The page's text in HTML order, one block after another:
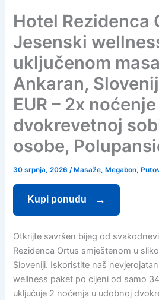
Hotel Rezidenca
Jesenski
uključenom
Ankaran,
EUR – 2x
dvokrevetnoj
osobe,
30 srpnja, 2026/ Masaže, Megabon,
Kupi ponudu
Otkrijte savršen bijeg od
Rezidenca Ortus smještenom u
Sloveniji. Iskoristite naš
wellness paket po cijeni od samo
uključuje 2 noćenja u udobnoj